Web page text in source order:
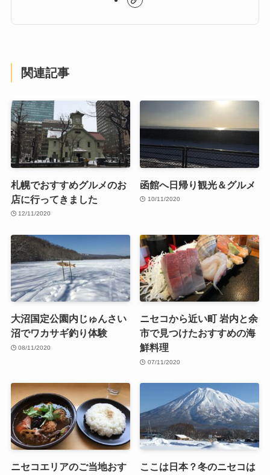
関連記事
札幌でおすすめグルメのお
店に行ってきました
12/11/2020
函館へ日帰り観光＆グルメ
10/11/2020
大沼国定公園内じゅんさい
沼でワカサギ釣り体験
08/11/2020
ニセコから近い町 岩内と余
市で見つけたおすすめの海
鮮料理
07/11/2020
ニセコエリアのご当地おす
ここは日本？冬のニセコは